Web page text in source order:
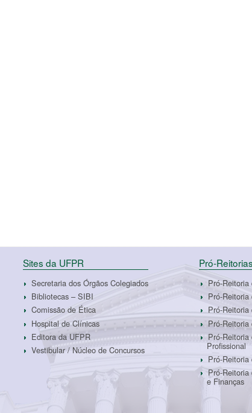
Sites da UFPR
Secretaria dos Órgãos Colegiados
Bibliotecas – SIBI
Comissão de Ética
Hospital de Clínicas
Editora da UFPR
Vestibular / Núcleo de Concursos
Pró-Reitorias
Pró-
Pró-
Pró-
Pró-
Pró-Reitoria
Profissional
Pró-
Pró-
e Finanças